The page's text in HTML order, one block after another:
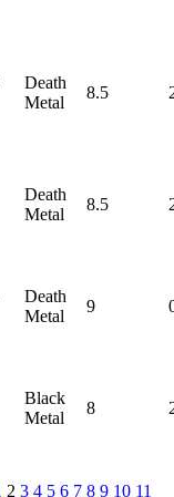
Death
Metal
8.5
Death
Metal
8.5
Death
Metal
9
Black
Metal
8
2 3 4 5 6 7 8 9 10 11